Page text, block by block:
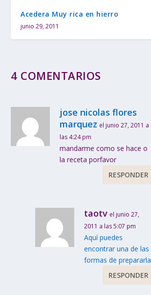
Acedera Muy rica en hierro
junio 29, 2011
4 COMENTARIOS
jose nicolas flores
marquez el junio 27, 2011 a
las 4:24 pm
mandarme como se hace o
la receta porfavor
RESPONDER
taotv el junio 27,
2011 a las 5:07 pm
Aquí puedes
encontrar una de las
formas de prepararla
RESPONDER